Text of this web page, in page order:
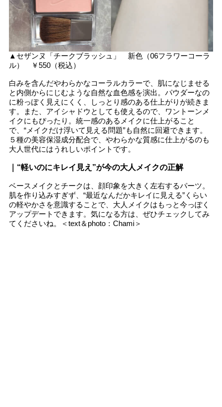
▲セザンヌ「チークブラッシュ」 新色（06フラワーコーラ
ル） ￥550（税込）
白みを含んだやわらかなコーラルカラーで、肌になじませる
と内側からにじむような自然な血色感を演出。パウダーなの
に粉っぽく見えにくく、しっとり感のある仕上がりが続きま
す。また、アイシャドウとしても使えるので、ワントーンメ
イクにもぴったり。統一感のあるメイクに仕上がること
で、“メイクだけ浮いて見える問題”も自然に回避できます。
５種の美容保湿成分配合で、やわらかな質感に仕上がるのも
大人世代にはうれしいポイントです。
｜“軽いのにキレイ見え”が今の大人メイクの正解
ベースメイクとチークは、顔印象を大きく左右するパーツ。
肌を作り込みすぎず、“最近なんだかキレイに見える”くらい
の軽やかさを意識することで、大人メイクはもっと今っぽく
アップデートできます。気になる方は、ぜひチェックしてみ
てくださいね。＜text＆photo：Chami＞